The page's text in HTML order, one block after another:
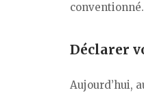
Déclarer
Aujourd’hui,